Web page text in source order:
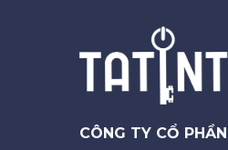
CÔNG TY CỔ